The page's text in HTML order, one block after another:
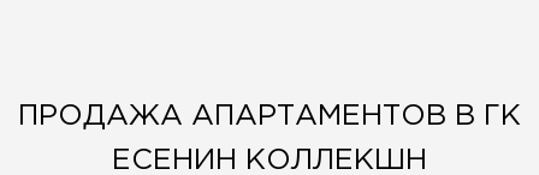
ПРОДАЖА АПАРТАМЕНТОВ В ГК
ЕСЕНИН КОЛЛЕКШН